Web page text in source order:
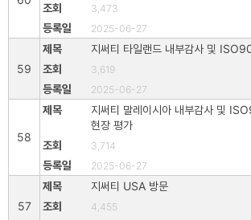
3,473
2025-06-27
59
지써티 타일랜드 내부감사 및
3,619
2025-06-27
58
지써티 말레이시아 내부감사 및
현장 평가
3,714
2025-06-27
57
지써티 USA 방문
4,455